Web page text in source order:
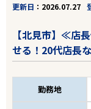
更新日
2026.07.27
【北見市】≪店
せる！20代店長
勤務地